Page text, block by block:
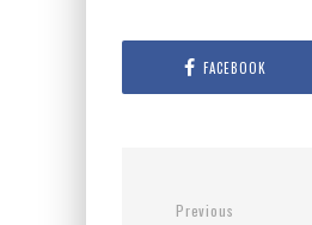
FACEBOOK
Previous